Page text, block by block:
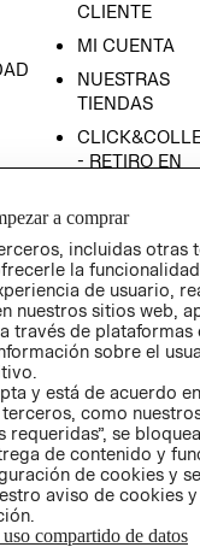
CLIENTE
MI CUENTA
NUESTRAS
TIENDAS
- RETIRO EN
TÉRMINOS Y
CONDICIONES
AVISO DE
PRIVACIDAD
GIFT CARD
COOKIES
a comprar
incluidas otras
la
de usuario,
nuestros sitios web,
través de plataformas
sobre el
y está de acuerdo
como
se
de contenido y
de cookies y
aviso de cookies
compartido de datos